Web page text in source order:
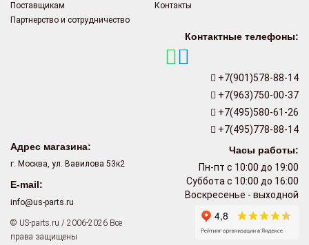
Поставщикам
Партнерство и сотрудничество
Контакты
Контактные телефоны:
+7(901)578-88-14
+7(963)750-00-37
+7(495)580-61-26
+7(495)778-88-14
Часы работы:
Пн-пт с 10:00 до 19:00
Суббота с 10:00 до 16:00
Воскресенье - выходной
Адрес магазина:
г. Москва, ул. Вавилова 53к2
E-mail:
info@us-parts.ru
© US-parts.ru / 2006-2026 Все
права защищены